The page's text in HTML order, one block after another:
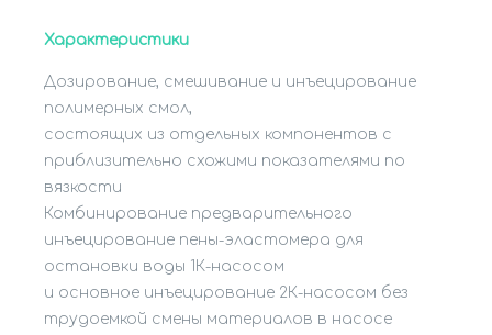
Характеристики
Дозирование, смешивание и инъецирование
полимерных смол,
состоящих из отдельных компонентов с
приблизительно схожими показателями по
вязкости
Комбинирование предварительного
инъецирование пены-эластомера для
остановки воды 1К-насосом
и основное инъецирование 2К-насосом без
трудоемкой смены материалов в насосе